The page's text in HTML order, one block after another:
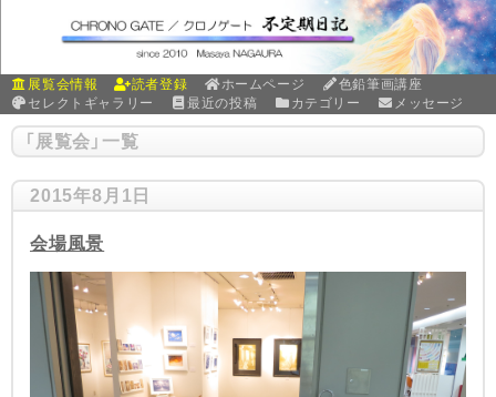
展覧会情報 読者登録 ホームページ
色鉛筆画講座
セレクトギャラリー
最近の投稿 カテゴリー メッセージ
「 展覧会 」一覧
2015年8月1日
会場風景